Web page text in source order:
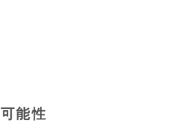
能性